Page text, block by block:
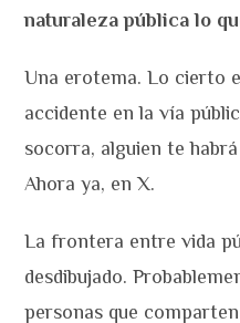
naturaleza pública lo
Una erotema. Lo cierto
accidente en la vía
socorra, alguien te
Ahora ya, en X.
La frontera entre vida
desdibujado.
personas que